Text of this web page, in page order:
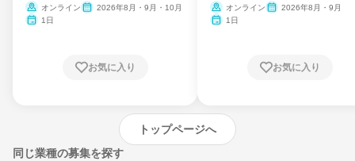
ム
オンライン
2026年8月・9月・10月
1日
お気に入り
オンライン
2026年8月・9月
1日
お気に入り
トップページへ
同じ業種の募集を探す